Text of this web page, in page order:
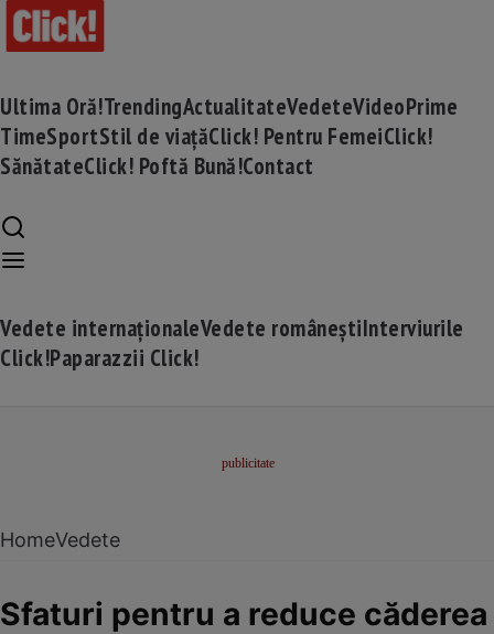
Ultima Oră!TrendingActualitateVedeteVideoPrime
TimeSportStil de viațăClick! Pentru FemeiClick!
SănătateClick! Poftă Bună!Contact
Vedete internaționaleVedete româneștiInterviurile
Click!Paparazzii Click!
HomeVedete
Sfaturi pentru a reduce